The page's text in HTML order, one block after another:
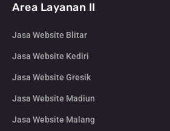
Area Layanan II
Jasa Website Blitar
Jasa Website Kediri
Jasa Website Gresik
Jasa Website Madiun
Jasa Website Malang